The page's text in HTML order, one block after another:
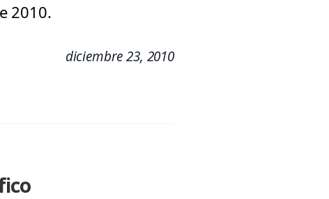
2010.
diciembre 23, 2010